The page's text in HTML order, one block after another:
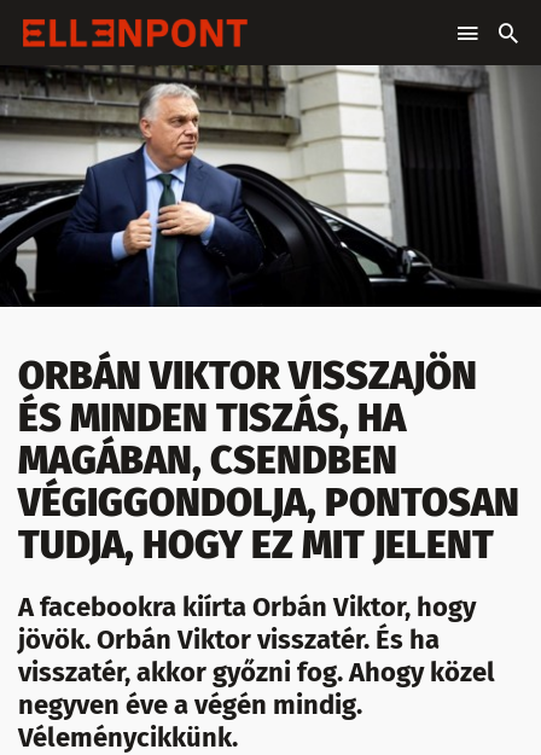
ORBÁN VIKTOR VISSZAJÖN
ÉS MINDEN TISZÁS, HA
MAGÁBAN, CSENDBEN
VÉGIGGONDOLJA, PONTOSAN
TUDJA, HOGY EZ MIT JELENT
A facebookra kiírta Orbán Viktor, hogy
jövök. Orbán Viktor visszatér. És ha
visszatér, akkor győzni fog. Ahogy közel
negyven éve a végén mindig.
Véleménycikkünk.